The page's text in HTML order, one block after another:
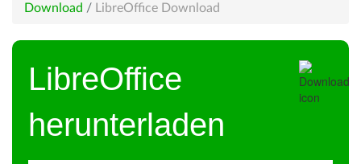
Download / LibreOffice Download
LibreOffice
herunterladen